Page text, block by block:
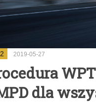
2019-05-27
dla